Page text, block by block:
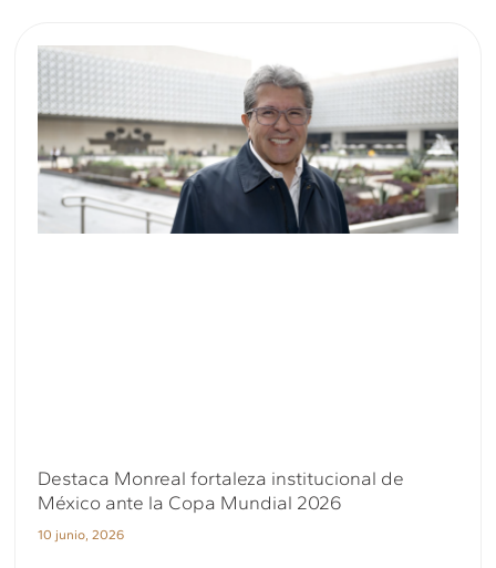
Destaca Monreal fortaleza institucional de
México ante la Copa Mundial 2026
10 junio, 2026